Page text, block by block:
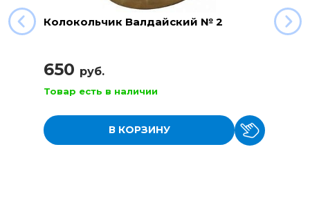
Колокольчик Валдайский № 2
650 руб.
Товар есть в наличии
В КОРЗИНУ